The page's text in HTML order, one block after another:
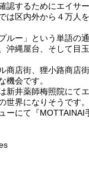
認するためにエイサ
は区内外から４万人
ルー」という単語の
沖縄屋台、そして目
商店街、狸小路商店
機会です。
新井薬師梅照院にて
世界になりそうです。
にて『MOTTAINAI